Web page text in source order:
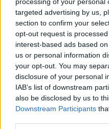
targeted advertising by us,
section to confirm your
opt-out request is
interest-based ads based
us or personal information
your opt-out. You may
disclosure of your personal
IAB’s list of downstream
also be disclosed by us to
Downstream Participants
Bomba ecologica
​Cosa sono gli
dieta quotidiana
Pane e pasta?
milioni
Spesa e prezzi,
Toscana
Attrattiva e
Toscana